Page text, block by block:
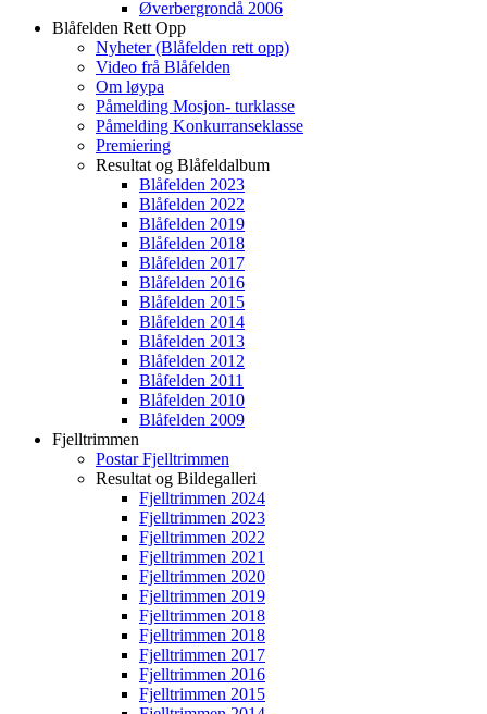
Øverbergrondå 2006
Blåfelden Rett Opp
Nyheter (Blåfelden rett opp)
Video frå Blåfelden
Om løypa
Påmelding Mosjon- turklasse
Påmelding Konkurranseklasse
Premiering
Resultat og Blåfeldalbum
Blåfelden 2023
Blåfelden 2022
Blåfelden 2019
Blåfelden 2018
Blåfelden 2017
Blåfelden 2016
Blåfelden 2015
Blåfelden 2014
Blåfelden 2013
Blåfelden 2012
Blåfelden 2011
Blåfelden 2010
Blåfelden 2009
Fjelltrimmen
Postar Fjelltrimmen
Resultat og Bildegalleri
Fjelltrimmen 2024
Fjelltrimmen 2023
Fjelltrimmen 2022
Fjelltrimmen 2021
Fjelltrimmen 2020
Fjelltrimmen 2019
Fjelltrimmen 2018
Fjelltrimmen 2018
Fjelltrimmen 2017
Fjelltrimmen 2016
Fjelltrimmen 2015